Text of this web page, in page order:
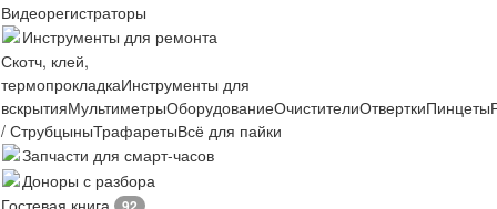
Видеорегистраторы
Инструменты для ремонта
Скотч, клей,
термопрокладкаИнструменты для
вскрытияМультиметрыОборудованиеОчистителиОтверткиПинцеты
/ СтрубцыныТрафаретыВсё для пайки
Запчасти для смарт-часов
Доноры с разбора
Гостевая книга